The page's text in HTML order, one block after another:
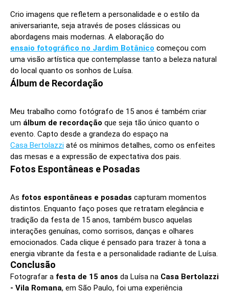
Crio imagens que refletem a personalidade e o estilo da
aniversariante, seja através de poses clássicas ou
abordagens mais modernas. A elaboração do
ensaio fotográfico no Jardim Botânico começou com
uma visão artística que contemplasse tanto a beleza natural
do local quanto os sonhos de Luísa.
Álbum de Recordação
Meu trabalho como fotógrafo de 15 anos é também criar
um álbum de recordação que seja tão único quanto o
evento. Capto desde a grandeza do espaço na
Casa Bertolazzi até os mínimos detalhes, como os enfeites
das mesas e a expressão de expectativa dos pais.
Fotos Espontâneas e Posadas
As fotos espontâneas e posadas capturam momentos
distintos. Enquanto faço poses que retratam elegância e
tradição da festa de 15 anos, também busco aquelas
interações genuínas, como sorrisos, danças e olhares
emocionados. Cada clique é pensado para trazer à tona a
energia vibrante da festa e a personalidade radiante de Luísa.
Conclusão
Fotografar a festa de 15 anos da Luísa na Casa Bertolazzi
- Vila Romana, em São Paulo, foi uma experiência